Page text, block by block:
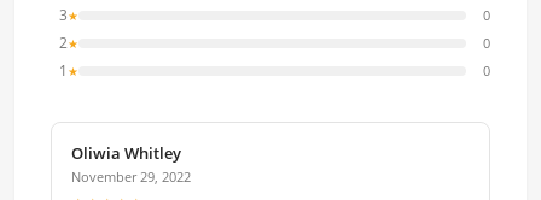
3★ 0
2★ 0
1 ★ 0
Oliwia Whitley
November 29, 2022